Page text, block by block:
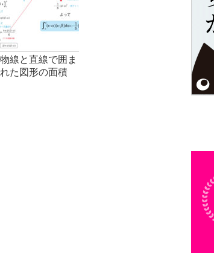
線と直線で囲ま
れた図形の面積